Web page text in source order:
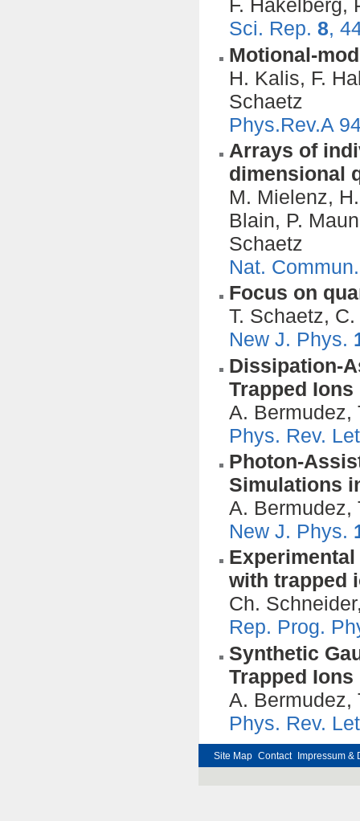
F. Hakelberg,
Sci. Rep.8,
Motional-
H. Kalis, F.
Schaetz
Phys.Rev.A
Arrays of
dimensional
M. Mielenz,
Blain, P.
Schaetz
Nat.
Focus on
T. Schaetz,
New J. Phys.
Dissipation-
Trapped Ions
A. Bermudez,
Phys. Rev.
Photon-
Simulations
A. Bermudez,
New J. Phys.
with trapped
Ch.
Rep. Prog.
Synthetic
Trapped Ions
A. Bermudez,
Phys. Rev.
Site Map Contact Impressum &